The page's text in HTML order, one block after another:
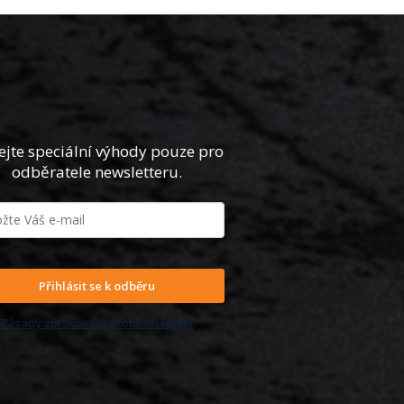
speciální výhody pouze pro
odběratele newsletteru.
Přihlásit se k odběru
Zásady zpracování osobních údajů